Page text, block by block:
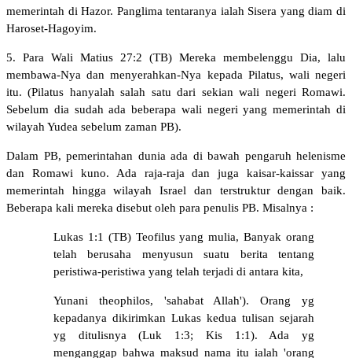
memerintah di Hazor. Panglima tentaranya ialah Sisera yang diam di
Haroset-Hagoyim.
5. Para Wali Matius 27:2 (TB) Mereka membelenggu Dia, lalu
membawa-Nya dan menyerahkan-Nya kepada Pilatus, wali negeri
itu. (Pilatus hanyalah salah satu dari sekian wali negeri Romawi.
Sebelum dia sudah ada beberapa wali negeri yang memerintah di
wilayah Yudea sebelum zaman PB).
Dalam PB, pemerintahan dunia ada di bawah pengaruh helenisme
dan Romawi kuno. Ada raja-raja dan juga kaisar-kaissar yang
memerintah hingga wilayah Israel dan terstruktur dengan baik.
Beberapa kali mereka disebut oleh para penulis PB. Misalnya :
Lukas 1:1 (TB) Teofilus yang mulia, Banyak orang
telah berusaha menyusun suatu berita tentang
peristiwa-peristiwa yang telah terjadi di antara kita,
Yunani theophilos, 'sahabat Allah'). Orang yg
kepadanya dikirimkan Lukas kedua tulisan sejarah
yg ditulisnya (Luk 1:3; Kis 1:1). Ada yg
menganggap bahwa maksud nama itu ialah 'orang